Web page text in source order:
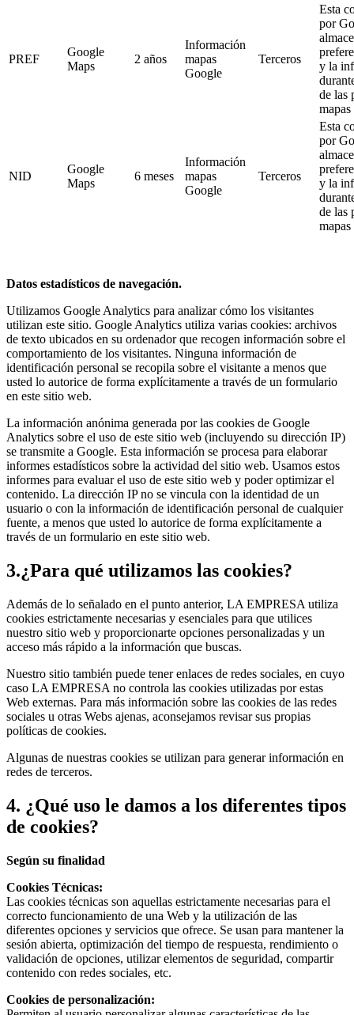
PREF
Google
Maps
2 años
Información
mapas
Google
Terceros
Esta
por
y la
de las
NID
Google
Maps
6 meses
Información
mapas
Google
Terceros
Esta
por
y la
de las
Datos estadísticos de navegación.
Utilizamos Google Analytics para analizar cómo los visitantes
utilizan este sitio. Google Analytics utiliza varias cookies: archivos
de texto ubicados en su ordenador que recogen información sobre el
comportamiento de los visitantes. Ninguna información de
identificación personal se recopila sobre el visitante a menos que
usted lo autorice de forma explícitamente a través de un formulario
en este sitio web.
La información anónima generada por las cookies de Google
Analytics sobre el uso de este sitio web (incluyendo su dirección IP)
se transmite a Google. Esta información se procesa para elaborar
informes estadísticos sobre la actividad del sitio web. Usamos estos
informes para evaluar el uso de este sitio web y poder optimizar el
contenido. La dirección IP no se vincula con la identidad de un
usuario o con la información de identificación personal de cualquier
fuente, a menos que usted lo autorice de forma explícitamente a
través de un formulario en este sitio web.
3.¿Para qué utilizamos las cookies?
Además de lo señalado en el punto anterior, LA EMPRESA utiliza
cookies estrictamente necesarias y esenciales para que utilices
nuestro sitio web y proporcionarte opciones personalizadas y un
acceso más rápido a la información que buscas.
Nuestro sitio también puede tener enlaces de redes sociales, en cuyo
caso LA EMPRESA no controla las cookies utilizadas por estas
Web externas. Para más información sobre las cookies de las redes
sociales u otras Webs ajenas, aconsejamos revisar sus propias
políticas de cookies.
Algunas de nuestras cookies se utilizan para generar información en
redes de terceros.
4. ¿Qué uso le damos a los diferentes tipos
de cookies?
Según su finalidad
Cookies Técnicas:
Las cookies técnicas son aquellas estrictamente necesarias para el
correcto funcionamiento de una Web y la utilización de las
diferentes opciones y servicios que ofrece. Se usan para mantener la
sesión abierta, optimización del tiempo de respuesta, rendimiento o
validación de opciones, utilizar elementos de seguridad, compartir
contenido con redes sociales, etc.
Cookies de personalización: